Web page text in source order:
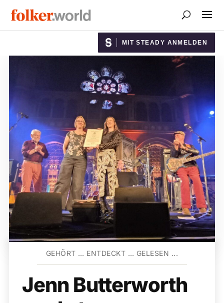
MIT STEADY ANMELDEN
GEHÖRT … ENTDECKT … GELESEN ...
Jenn Butterworth